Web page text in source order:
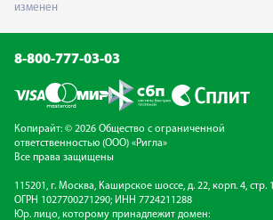
изменен
8-800-777-03-03
Копирайт: © 2026 Общество с ограниченной
ответственностью (ООО) «Ригла»
Все права защищены
115201, г. Москва, Каширское шоссе, д. 22, корп. 4, стр. 1
ОГРН 1027700271290; ИНН 7724211288
Юр. лицо, которому принадлежит домен: